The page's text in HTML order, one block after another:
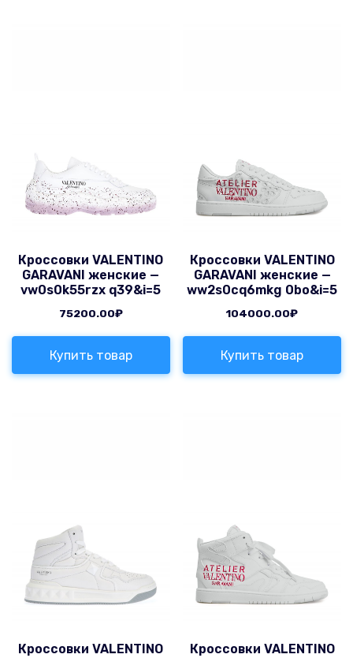
Кроссовки VALENTINO
GARAVANI женские —
vw0s0k55rzx q39&i=5
75200.00₽
Купить товар
Кроссовки VALENTINO
GARAVANI женские —
ww2s0cq6mkg 0bo&i=5
104000.00₽
Купить товар
Кроссовки VALENTINO
Кроссовки VALENTINO